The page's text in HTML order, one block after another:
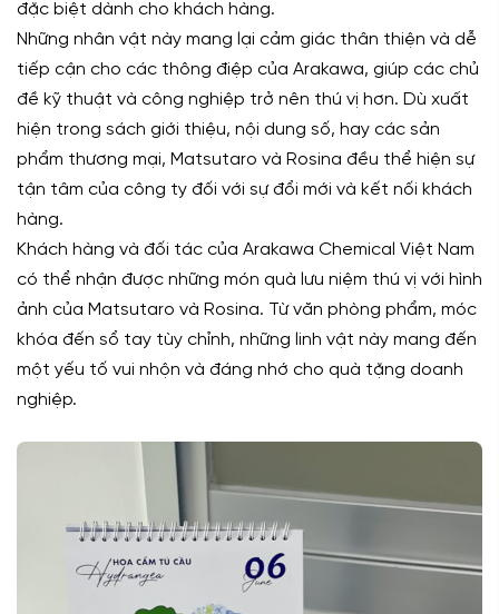
đặc biệt dành cho khách hàng.
Những nhân vật này mang lại cảm giác thân thiện và dễ
tiếp cận cho các thông điệp của Arakawa, giúp các chủ
đề kỹ thuật và công nghiệp trở nên thú vị hơn. Dù xuất
hiện trong sách giới thiệu, nội dung số, hay các sản
phẩm thương mại, Matsutaro và Rosina đều thể hiện sự
tận tâm của công ty đối với sự đổi mới và kết nối khách
hàng.
Khách hàng và đối tác của Arakawa Chemical Việt Nam
có thể nhận được những món quà lưu niệm thú vị với hình
ảnh của Matsutaro và Rosina. Từ văn phòng phẩm, móc
khóa đến sổ tay tùy chỉnh, những linh vật này mang đến
một yếu tố vui nhộn và đáng nhớ cho quà tặng doanh
nghiệp.